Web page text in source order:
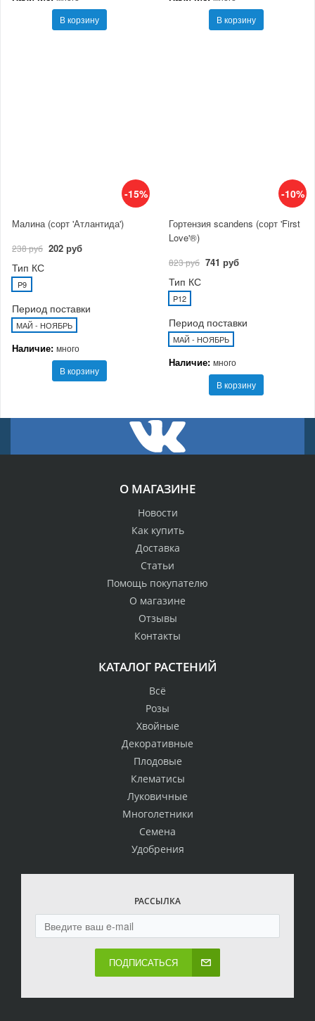
В корзину
В корзину
-15%
Малина (сорт 'Атлантида')
238 руб 202 руб
Тип КС
P9
Период поставки
МАЙ - НОЯБРЬ
Наличие: много
В корзину
-10%
Гортензия scandens (сорт 'First
Love'®)
823 руб 741 руб
Тип КС
P12
Период поставки
МАЙ - НОЯБРЬ
Наличие: много
В корзину
О МАГАЗИНЕ
Новости
Как купить
Доставка
Статьи
Помощь покупателю
О магазине
Отзывы
Контакты
КАТАЛОГ РАСТЕНИЙ
Всё
Розы
Хвойные
Декоративные
Плодовые
Клематисы
Луковичные
Многолетники
Семена
Удобрения
РАССЫЛКА
ПОДПИСАТЬСЯ